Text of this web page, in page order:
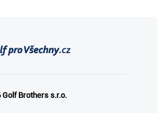
Brothers s.r.o.